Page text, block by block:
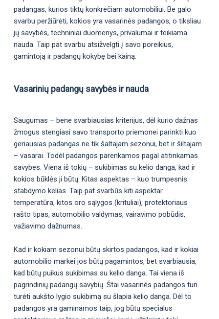
padangas, kurios tiktų konkrečiam automobiliui. Be galo
svarbu peržiūrėti, kokios yra vasarinės padangos, o tiksliau
jų savybės, techniniai duomenys, privalumai ir teikiama
nauda. Taip pat svarbu atsižvelgti į savo poreikius,
gamintoją ir padangų kokybę bei kainą.
Vasarinių padangų savybės ir nauda
Saugumas – bene svarbiausias kriterijus, dėl kurio dažnas
žmogus stengiasi savo transporto priemonei parinkti kuo
geriausias padangas ne tik šaltajam sezonui, bet ir šiltajam
– vasarai. Todėl padangos parenkamos pagal atitinkamas
savybes. Viena iš tokių – sukibimas su kelio danga, kad ir
kokios būklės ji būtų. Kitas aspektas – kuo trumpesnis
stabdymo kelias. Taip pat svarbūs kiti aspektai:
temperatūra, kitos oro sąlygos (krituliai), protektoriaus
rašto tipas, automobilio valdymas, vairavimo pobūdis,
važiavimo dažnumas.
Kad ir kokiam sezonui būtų skirtos padangos, kad ir kokiai
automobilio markei jos būtų pagamintos, bet svarbiausia,
kad būtų puikus sukibimas su kelio danga. Tai viena iš
pagrindinių padangų savybių. Štai vasarinės padangos turi
turėti aukšto lygio sukibimą su šlapia kelio danga. Dėl to
padangos yra gaminamos taip, jog būtų specialus